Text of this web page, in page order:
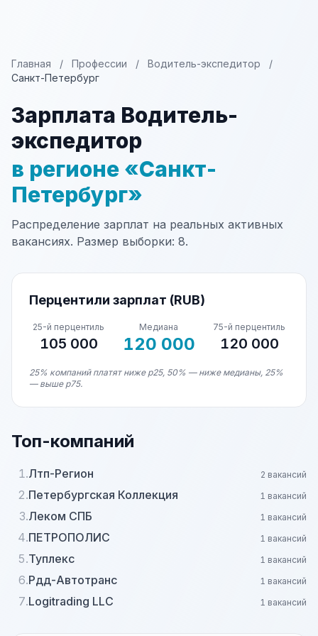
Главная / Профессии / Водитель-экспедитор
/
Санкт-Петербург
Зарплата Водитель-
экспедитор
в регионе «Санкт-
Петербург»
Распределение зарплат на реальных активных
вакансиях. Размер выборки: 8.
Перцентили зарплат (RUB)
25-й перцентиль
105 000
Медиана
120 000
75-й перцентиль
120 000
25% компаний платят ниже p25, 50% — ниже медианы, 25%
— выше p75.
Топ-компаний
1.Лтп-Регион 2 вакансий
2.Петербургская Коллекция 1 вакансий
3.Леком СПБ 1 вакансий
4.ПЕТРОПОЛИС 1 вакансий
5.Туплекс 1 вакансий
6.Рдд-Автотранс 1 вакансий
7.Logitrading LLC 1 вакансий